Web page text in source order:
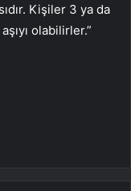
Kişiler 3 ya da
olabilirler.”